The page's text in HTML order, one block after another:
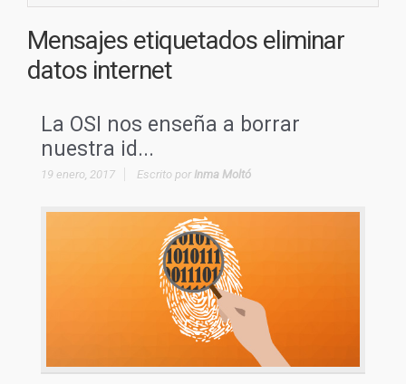
Mensajes etiquetados eliminar
datos internet
La OSI nos enseña a borrar
nuestra id...
19 enero, 2017 Escrito por Inma Moltó